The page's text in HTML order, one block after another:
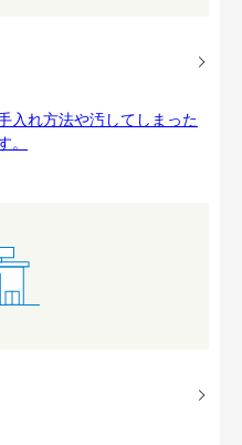
入れ方法や汚してしまった
。